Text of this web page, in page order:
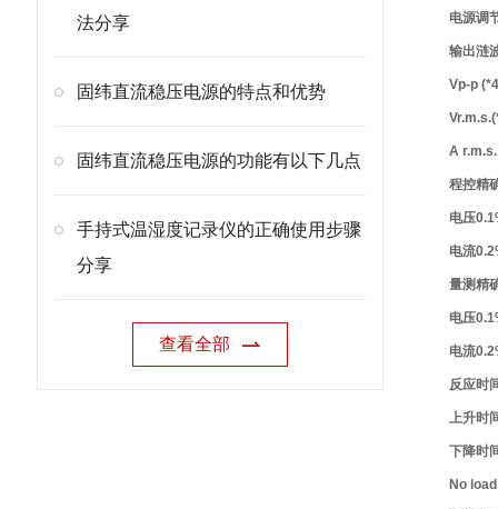
法分享
固纬直流稳压电源的特点和优势
固纬直流稳压电源的功能有以下几点
手持式温湿度记录仪的正确使用步骤
分享
查看全部
电源调
输出涟
Vp-p
A r.m.s.
程控精
电压
电流
量测精
电压
电流
反应时
上升时
下降时
No load